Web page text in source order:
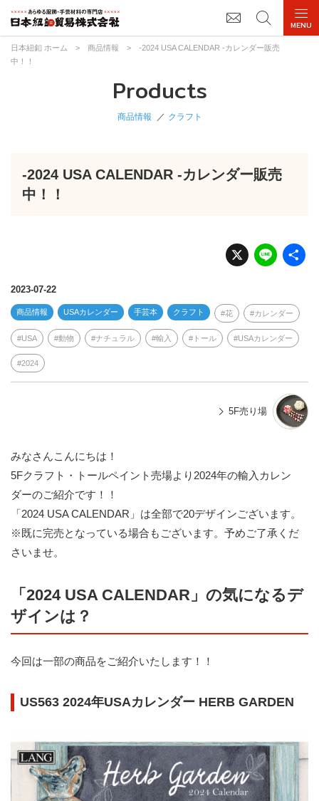
日本紐釦 ホーム > 商品情報 >
-2024 USA CALENDAR -カレンダー販売
中！！
Products
商品情報 クラフト
-2024 USA CALENDAR -カレンダー販売
中！！
X Li
n
2023-07-22
商品情報 USAカレンダー 手芸本 クラフト 花 カレンダー
USA 動物 ナチュラル 輸入 トール USAカレンダー
2024
5F売り場
みなさんこんにちは！
5Fクラフト・トールペイント売場より2024年の輸入カレン
ダーのご紹介です！！
「2024 USA CALENDAR」は全部で20デザインございます。
※既に完売となっている場合もございます。予めご了承くだ
さいませ。
「2024 USA CALENDAR」の気になるデ
ザインは？
今回は一部の商品をご紹介いたします！！
US563 2024年USAカレンダー HERB GARDEN